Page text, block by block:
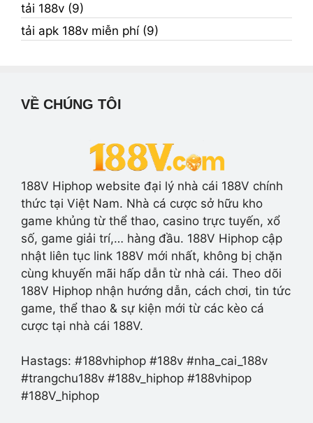
tải 188v (9)
tải apk 188v miễn phí (9)
VỀ CHÚNG TÔI
188V Hiphop website đại lý nhà cái 188V chính
thức tại Việt Nam. Nhà cá cược sở hữu kho
game khủng từ thể thao, casino trực tuyến, xổ
số, game giải trí,… hàng đầu. 188V Hiphop cập
nhật liên tục link 188V mới nhất, không bị chặn
cùng khuyến mãi hấp dẫn từ nhà cái. Theo dõi
188V Hiphop nhận hướng dẫn, cách chơi, tin tức
game, thể thao & sự kiện mới từ các kèo cá
cược tại nhà cái 188V.
Hastags: #188vhiphop #188v #nha_cai_188v
#trangchu188v #188v_hiphop #188vhipop
#188V_hiphop